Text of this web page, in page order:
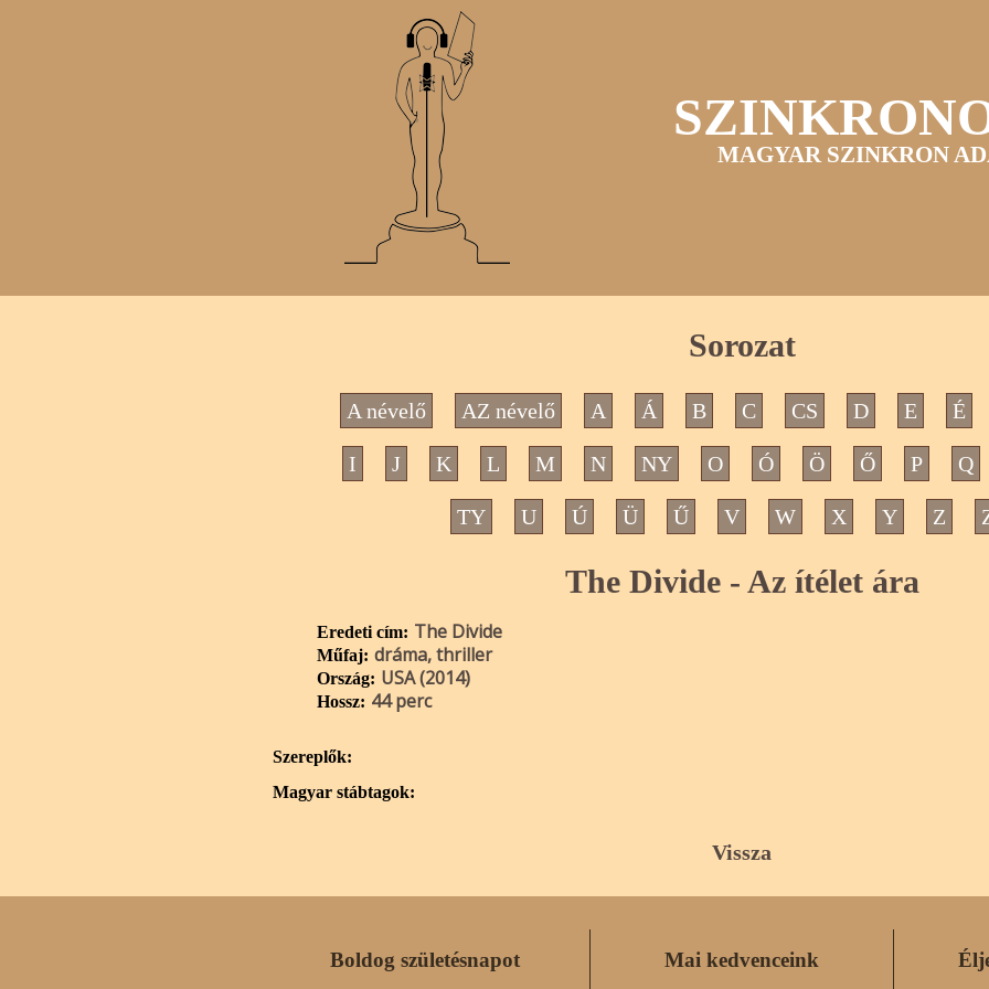
MAGYAR SZINKRON
Sorozat
A névelő AZ névelő A Á B C CS D E É
I J K L M N NY O Ó Ö Ő P Q
TY U Ú Ü Ű V W X Y Z
The Divide - Az ítélet ára
Eredeti cím: The Divide
Műfaj: dráma, thriller
Ország: USA (2014)
Hossz: 44 perc
Szereplők:
Magyar stábtagok:
Vissza
Boldog születésnapot Mai kedvenceink